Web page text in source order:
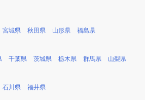
宮城県 秋田県 山形県 福島県
千葉県 茨城県 栃木県 群馬県 山梨県
石川県 福井県